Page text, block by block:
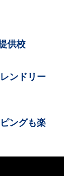
供校
ンドリー
ングも楽